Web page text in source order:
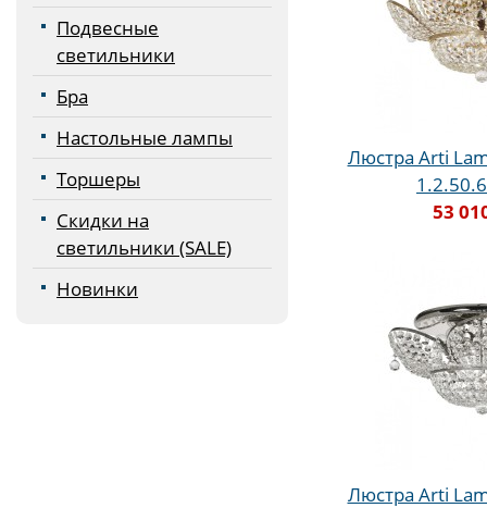
Подвесные
светильники
Бра
Настольные лампы
Торшеры
Скидки на
светильники (SALE)
Новинки
Люстра Arti
53
Люстра Arti